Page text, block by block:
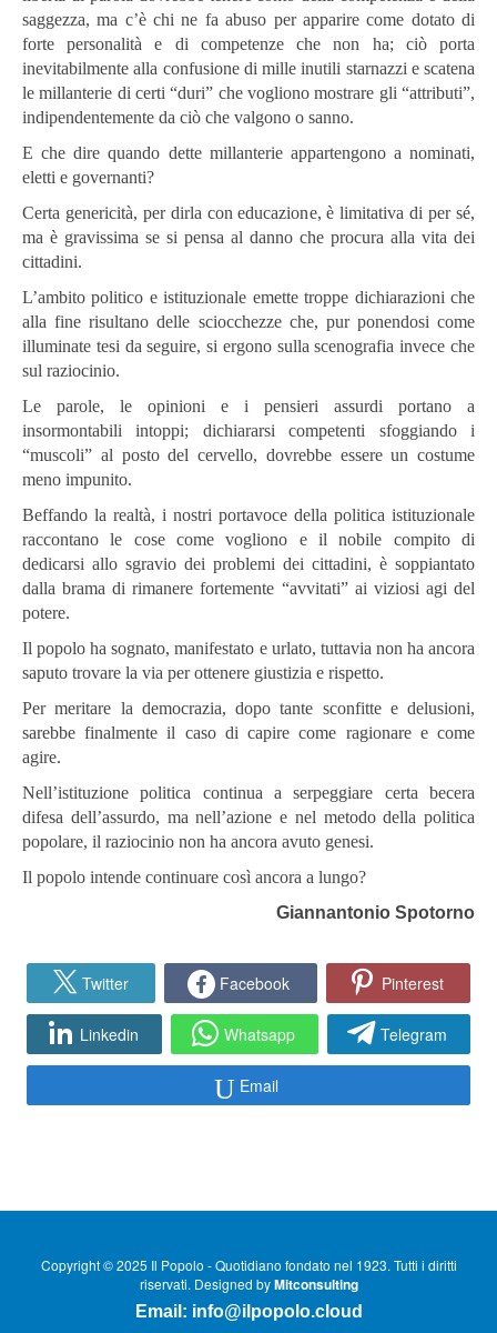
saggezza, ma c’è chi ne fa abuso per apparire come dotato di
forte personalità e di competenze che non ha; ciò porta
inevitabilmente alla confusione di mille inutili starnazzi e scatena
le millanterie di certi “duri” che vogliono mostrare gli “attributi”,
indipendentemente da ciò che valgono o sanno.
E che dire quando dette millanterie appartengono a nominati,
eletti e governanti?
Certa genericità, per dirla con educazione, è limitativa di per sé,
ma è gravissima se si pensa al danno che procura alla vita dei
cittadini.
L’ambito politico e istituzionale emette troppe dichiarazioni che
alla fine risultano delle sciocchezze che, pur ponendosi come
illuminate tesi da seguire, si ergono sulla scenografia invece che
sul raziocinio.
Le parole, le opinioni e i pensieri assurdi portano a
insormontabili intoppi; dichiararsi competenti sfoggiando i
“muscoli” al posto del cervello, dovrebbe essere un costume
meno impunito.
Beffando la realtà, i nostri portavoce della politica istituzionale
raccontano le cose come vogliono e il nobile compito di
dedicarsi allo sgravio dei problemi dei cittadini, è soppiantato
dalla brama di rimanere fortemente “avvitati” ai viziosi agi del
potere.
Il popolo ha sognato, manifestato e urlato, tuttavia non ha ancora
saputo trovare la via per ottenere giustizia e rispetto.
Per meritare la democrazia, dopo tante sconfitte e delusioni,
sarebbe finalmente il caso di capire come ragionare e come
agire.
Nell’istituzione politica continua a serpeggiare certa becera
difesa dell’assurdo, ma nell’azione e nel metodo della politica
popolare, il raziocinio non ha ancora avuto genesi.
Il popolo intende continuare così ancora a lungo?
Giannantonio Spotorno
Twitter Facebook Pinterest
Linkedin Whatsapp Telegram
Email
Copyright © 2025 Il Popolo - Quotidiano fondato nel 1923. Tutti i diritti
riservati. Designed byMitconsulting
Email: info@ilpopolo.cloud